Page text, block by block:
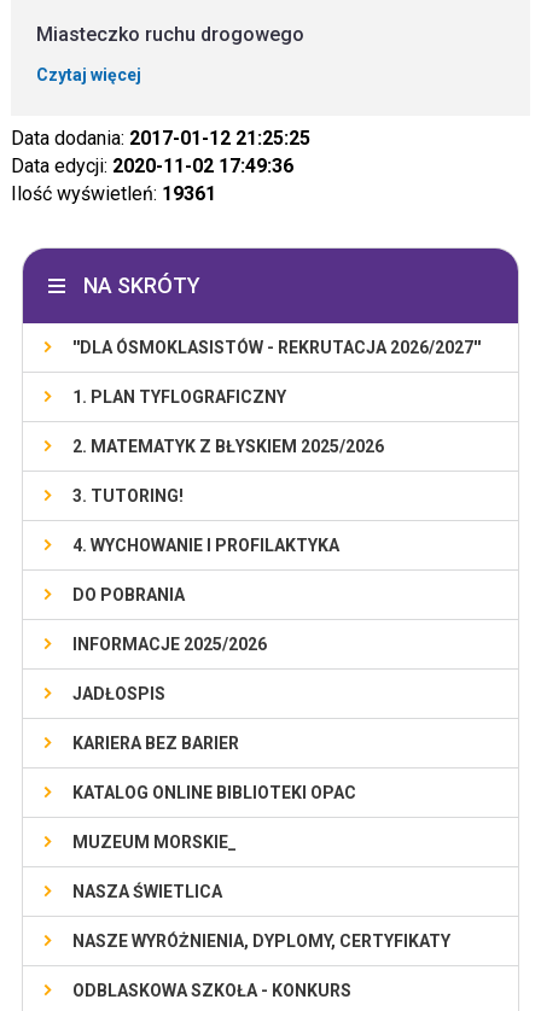
Miasteczko ruchu drogowego
Czytaj więcej
Data dodania: 2017-01-12 21:25:25
Data edycji: 2020-11-02 17:49:36
Ilość wyświetleń: 19361
NA SKRÓTY
''DLA ÓSMOKLASISTÓW - REKRUTACJA 2026/2027''
1. PLAN TYFLOGRAFICZNY
2. MATEMATYK Z BŁYSKIEM 2025/2026
3. TUTORING!
4. WYCHOWANIE I PROFILAKTYKA
DO POBRANIA
INFORMACJE 2025/2026
JADŁOSPIS
KARIERA BEZ BARIER
KATALOG ONLINE BIBLIOTEKI OPAC
MUZEUM MORSKIE_
NASZA ŚWIETLICA
NASZE WYRÓŻNIENIA, DYPLOMY, CERTYFIKATY
ODBLASKOWA SZKOŁA - KONKURS